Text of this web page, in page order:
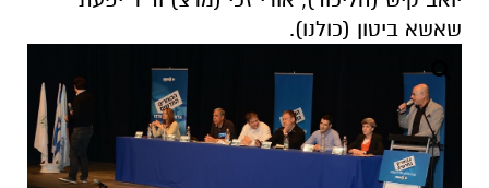
שאשא ביטון (כולנו).